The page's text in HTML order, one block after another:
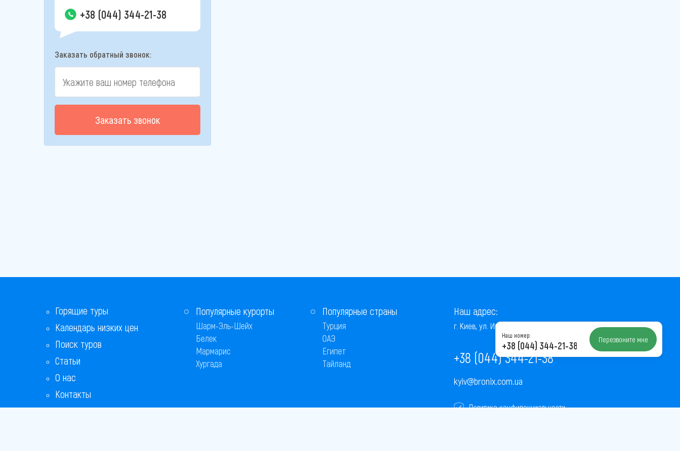
+38 (044) 344-21-38
Заказать обратный звонок:
Заказать звонок
Горящие туры
Календарь низких цен
Поиск туров
Статьи
О нас
Контакты
Бонусная программа
Популярные курорты
Шарм-Эль-Шейх
Белек
Мармарис
Хургада
Популярные страны
Турция
ОАЭ
Египет
Тайланд
Наш адрес:
г. Киев, ул. Институтская, 22/7, оф. 41
+38 (044) 344-21-38
kyiv@bronix.com.ua
Политика конфиденциальности
Наш номер:
+38 (044) 344-21-38 Перезвоните мне